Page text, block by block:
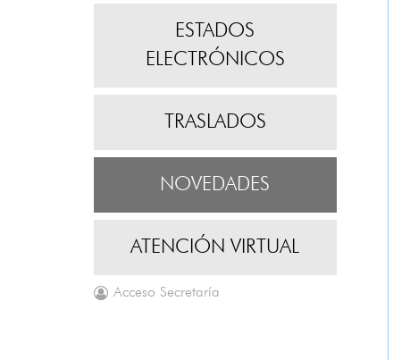
ESTADOS
ELECTRÓNICOS
TRASLADOS
NOVEDADES
ATENCIÓN VIRTUAL
Acceso Secretaría